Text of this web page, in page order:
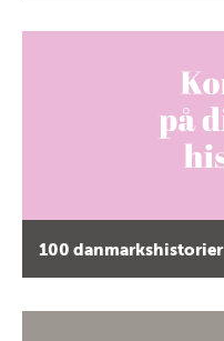
100 danmarkshistorier